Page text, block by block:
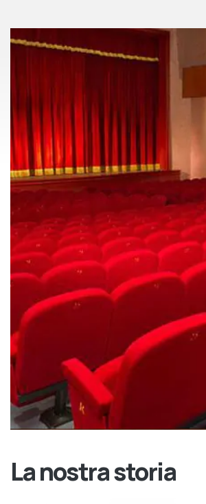
La nostra storia